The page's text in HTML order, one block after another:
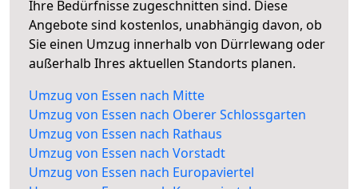
Ihre Bedürfnisse zugeschnitten sind. Diese
Angebote sind kostenlos, unabhängig davon, ob
Sie einen Umzug innerhalb von Dürrlewang oder
außerhalb Ihres aktuellen Standorts planen.
Umzug von Essen nach Mitte
Umzug von Essen nach Oberer Schlossgarten
Umzug von Essen nach Rathaus
Umzug von Essen nach Vorstadt
Umzug von Essen nach Europaviertel